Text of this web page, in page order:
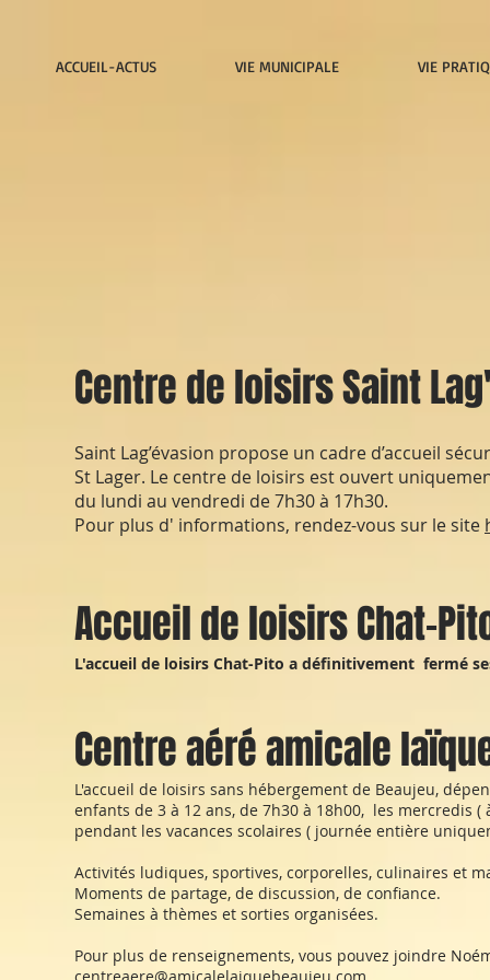
ACCUEIL-ACTUS VIE MUNICIPALE VIE
Centre de loisirs Saint
Saint Lag’évasion propose un cadre d’accueil
St Lager. Le centre de loisirs est ouvert
du lundi au vendredi de 7h30 à 17h30.
Pour plus d' informations, rendez-vous sur le site
Accueil de loisirs Chat-
L'accueil de loisirs Chat-Pito a définitivement fermé
Centre aéré amicale
L'accueil de loisirs sans hébergement de Beaujeu,
enfants de 3 à 12 ans, de 7h30 à 18h00, les mercredis
pendant les vacances scolaires ( journée entière
Activités ludiques, sportives, corporelles, culinaires et
Moments de partage, de discussion, de confiance.
Semaines à thèmes et sorties organisées.
Pour plus de renseignements, vous pouvez joindre